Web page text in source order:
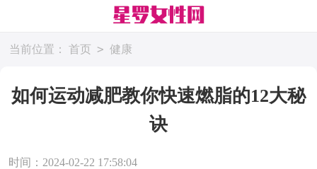
当前位置： 首页 > 健康
如何运动减肥教你快速燃脂的12大秘
诀
时间：2024-02-22 17:58:04